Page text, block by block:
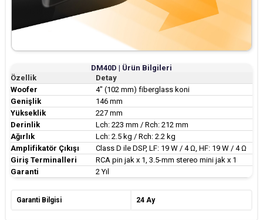
DM40D | Ürün Bilgileri
Özellik
Detay
Woofer
4" (102 mm) fiberglass koni
Genişlik
146 mm
Yükseklik
227 mm
Derinlik
Lch: 223 mm / Rch: 212 mm
Ağırlık
Lch: 2.5 kg / Rch: 2.2 kg
Amplifikatör Çıkışı
Class D ile DSP, LF: 19 W / 4 Ω, HF: 19 W / 4 Ω
Giriş Terminalleri
RCA pin jak x 1, 3.5-mm stereo mini jak x 1
Garanti
2 Yıl
Garanti Bilgisi 24 Ay